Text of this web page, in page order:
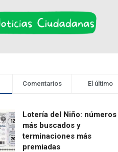
Comentarios El último
Lotería del Niño: números
más buscados y
terminaciones más
premiadas